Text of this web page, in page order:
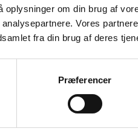
oplysninger om din brug af
Vores
fra din brug af deres
Præferencer
og modtag nyheder samt